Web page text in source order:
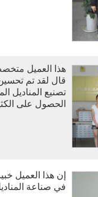
هذا العميل
قال لقد تم
تصنيع المناديل
الحصول على
إن هذا العميل
في صناعة